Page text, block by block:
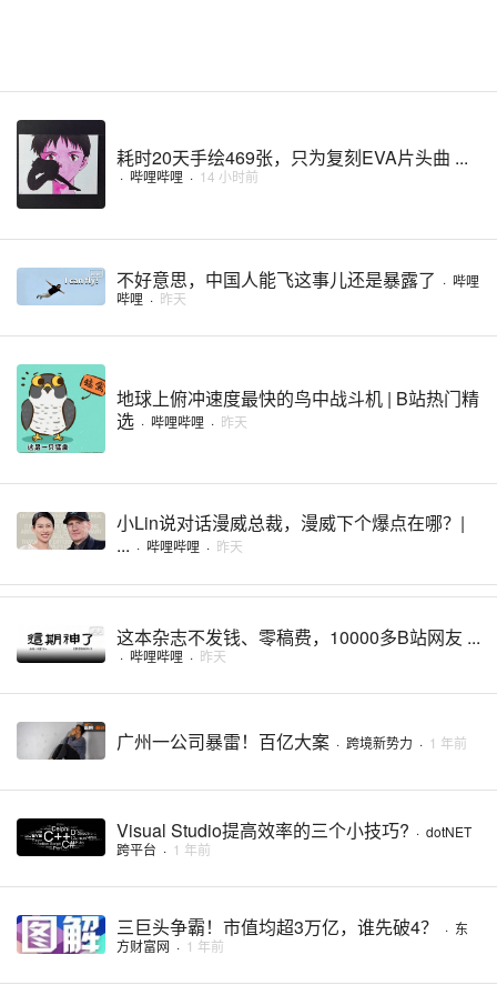
耗时20天手绘469张，只为复刻EVA片头曲 ...
· 哔哩哔哩 · 14 小时前
不好意思，中国人能飞这事儿还是暴露了 · 哔哩
哔哩 · 昨天
地球上俯冲速度最快的鸟中战斗机 | B站热门精
选 · 哔哩哔哩 · 昨天
小Lin说对话漫威总裁，漫威下个爆点在哪？|
... · 哔哩哔哩 · 昨天
这本杂志不发钱、零稿费，10000多B站网友 ...
· 哔哩哔哩 · 昨天
广州一公司暴雷！百亿大案 · 跨境新势力 · 1 年前
Visual Studio提高效率的三个小技巧? · dotNET
跨平台 · 1 年前
三巨头争霸！市值均超3万亿，谁先破4？ · 东
方财富网 · 1 年前